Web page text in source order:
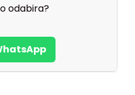
odabira?